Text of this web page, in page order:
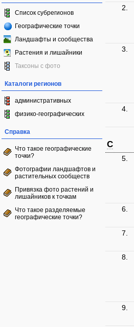
Список субрегионов
Географические точки
Ландшафты и сообщества
Растения и лишайники
Таксоны с фото
Каталоги регионов
административных
физико-географических
Справка
Что такое географические
точки?
Фотографии ландшафтов и
растительных сообществ
Привязка фото растений и
лишайников к точкам
Что такое разделяемые
географические точки?
2.
3.
4.
C
5.
6.
7.
8.
9.